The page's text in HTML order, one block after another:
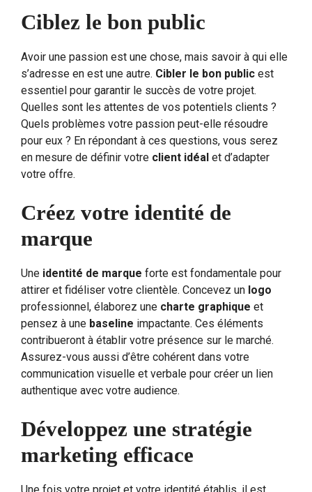
Ciblez le bon public
Avoir une passion est une chose, mais savoir à qui elle
s’adresse en est une autre. Cibler le bon public est
essentiel pour garantir le succès de votre projet.
Quelles sont les attentes de vos potentiels clients ?
Quels problèmes votre passion peut-elle résoudre
pour eux ? En répondant à ces questions, vous serez
en mesure de définir votre client idéal et d’adapter
votre offre.
Créez votre identité de
marque
Une identité de marque forte est fondamentale pour
attirer et fidéliser votre clientèle. Concevez un logo
professionnel, élaborez une charte graphique et
pensez à une baseline impactante. Ces éléments
contribueront à établir votre présence sur le marché.
Assurez-vous aussi d’être cohérent dans votre
communication visuelle et verbale pour créer un lien
authentique avec votre audience.
Développez une stratégie
marketing efficace
Une fois votre projet et votre identité établis, il est